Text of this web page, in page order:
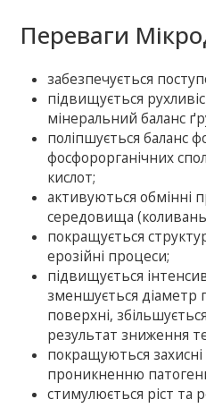
Переваги
забезпечується
підвищується
мінеральний баланс
поліпшується баланс
фосфорорганічних
кислот;
активуються обмінні
середовища
покращується
ерозійні процеси;
підвищується
зменшується діаметр
поверхні,
результат зниження
покращуються захисні
проникненню
стимулюється ріст та